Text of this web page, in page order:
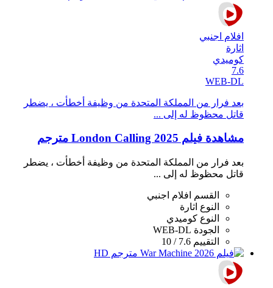
افلام اجنبي
اثارة
كوميدي
7.6
WEB-DL
بعد فرار من المملكة المتحدة من وظيفة أخطأت ، يضطر
قاتل محظوظ له إلى ...
مشاهدة فيلم London Calling 2025 مترجم
بعد فرار من المملكة المتحدة من وظيفة أخطأت ، يضطر
قاتل محظوظ له إلى ...
القسم
افلام اجنبي
النوع اثارة
النوع كوميدي
الجودة WEB-DL
التقييم 7.6 / 10